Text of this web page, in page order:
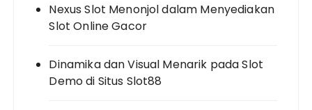
Nexus Slot Menonjol dalam Menyediakan
Slot Online Gacor
Dinamika dan Visual Menarik pada Slot
Demo di Situs Slot88